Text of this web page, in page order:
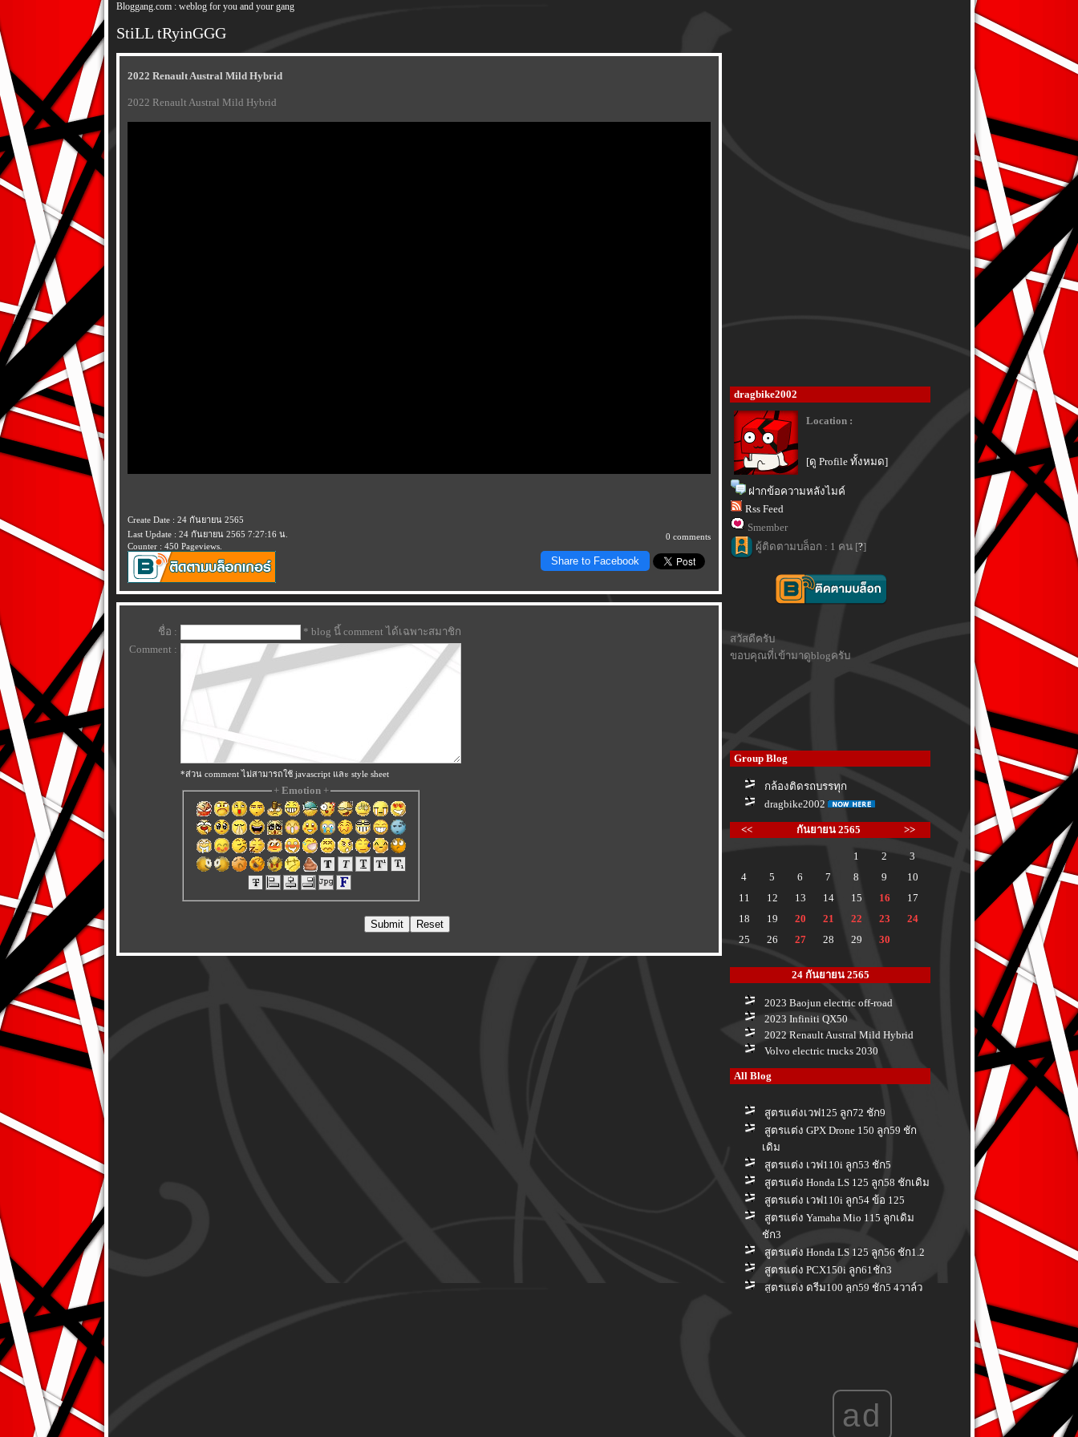
Bloggang.com : weblog for you and your gang
StiLL tRyinGGG
2022 Renault Austral Mild Hybrid
2022 Renault Austral Mild Hybrid
Create Date : 24 กันยายน 2565
Last Update : 24 กันยายน 2565 7:27:16 น.
Counter : 450 Pageviews.
0 comments
Share to Facebook
ชื่อ :
* blog นี้ comment ได้เฉพาะสมาชิก
Comment :
*ส่วน comment ไม่สามารถใช้ javascript และ style sheet
+ Emotion+
dragbike2002
Location :
[ดู Profile ทั้งหมด]
ฝากข้อความหลังไมค์
Rss Feed
Smember
ผู้ติดตามบล็อก : 1 คน [?]
สวัสดีครับ
ขอบคุณที่เข้ามาดูblogครับ
Group Blog
กล้องติดรถบรรทุก
dragbike2002
<< กันยายน 2565 >>
1 2
3
4
5 6 7 8 9
10
11
12 13 14 15 16
17
18
19 20 21 22 23
24
25
26 27 28 29 30
24 กันยายน 2565
2023 Baojun electric off-road
2023 Infiniti QX50
2022 Renault Austral Mild Hybrid
Volvo electric trucks 2030
All Blog
สูตรแต่งเวฟ125 ลูก72 ชัก9
สูตรแต่ง GPX Drone 150 ลูก59 ชัก
เดิม
สูตรแต่ง เวฟ110i ลูก53 ชัก5
สูตรแต่ง Honda LS 125 ลูก58 ชักเดิม
สูตรแต่ง เวฟ110i ลูก54 ข้อ 125
สูตรแต่ง Yamaha Mio 115 ลูกเดิม
ชัก3
สูตรแต่ง Honda LS 125 ลูก56 ชัก1.2
สูตรแต่ง PCX150i ลูก61ชัก3
สูตรแต่ง ดรีม100 ลูก59 ชัก5 4วาล์ว
สูตรแต่ง Honda Wave 110i ลูก 58 ชัก
ad